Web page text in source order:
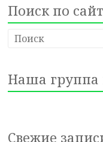
Поиск по
Наша группа
Свежие